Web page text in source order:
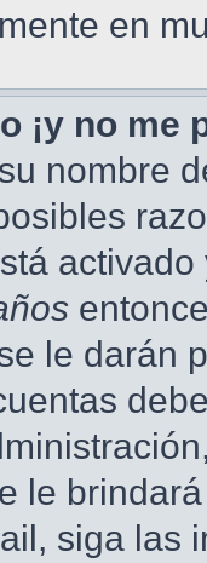
en
¡y no me
nombre
le darán
le
siga las